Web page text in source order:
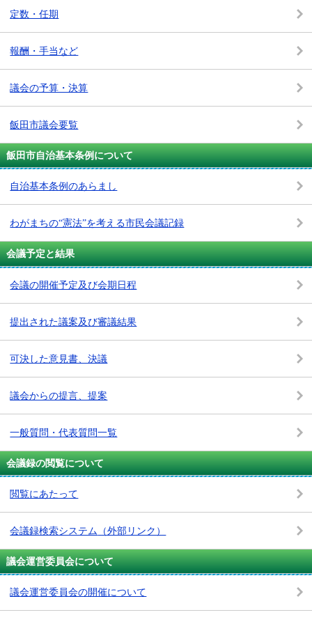
定数・任期
報酬・手当など
議会の予算・決算
飯田市議会要覧
飯田市自治基本条例について
自治基本条例のあらまし
わがまちの“憲法”を考える市民会議記録
会議予定と結果
会議の開催予定及び会期日程
提出された議案及び審議結果
可決した意見書、決議
議会からの提言、提案
一般質問・代表質問一覧
会議録の閲覧について
閲覧にあたって
会議録検索システム （外部リンク）
議会運営委員会について
議会運営委員会の開催について